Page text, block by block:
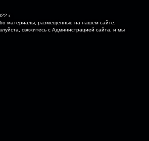
г.
материалы, размещенные на нашем сайте,
свяжитесь с Администрацией сайта, и мы